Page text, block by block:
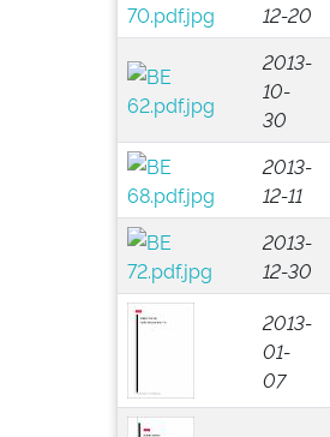
12-20
2013-
10-
30
2013-
12-11
2013-
12-30
2013-
01-
07